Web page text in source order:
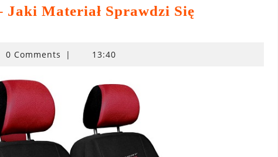
Jaki Materiał Sprawdzi Się
0 Comments | 13:40